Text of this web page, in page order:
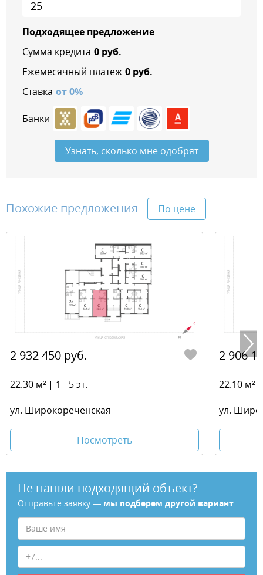
Подходящее предложение
Сумма кредита 0руб.
Ежемесячный платеж 0руб.
Ставка от0%
Банки
Узнать, сколько мне одобрят
Похожие предложения По цене
2 932 450 руб.
22.30 м² | 1 - 5 эт.
ул. Широкореченская
Посмотреть
2 906
22.10 м² |
ул.
Не нашли подходящий объект?
Отправьте заявку — мы подберем другой вариант